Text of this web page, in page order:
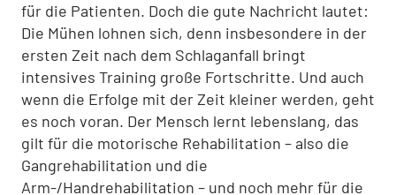
für die Patienten. Doch die gute Nachricht lautet:
Die Mühen lohnen sich, denn insbesondere in der
ersten Zeit nach dem Schlaganfall bringt
intensives Training große Fortschritte. Und auch
wenn die Erfolge mit der Zeit kleiner werden, geht
es noch voran. Der Mensch lernt lebenslang, das
gilt für die motorische Rehabilitation – also die
Gangrehabilitation und die
Arm-/Handrehabilitation – und noch mehr für die